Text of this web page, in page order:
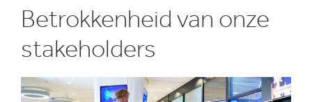
Planeet
Mensen & Gemeenschappen
Impactvol Ondernemen
Betrokkenheid van onze
stakeholders